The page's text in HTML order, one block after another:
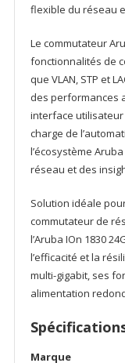
flexible du réseau
Le commutateur
fonctionnalités de
que VLAN, STP et
des performances
interface
charge de
l’écosystème
réseau et des
Solution idéale
commutateur de
l’Aruba IOn 1830
l’efficacité et la
multi-gigabit, ses
alimentation
Marque